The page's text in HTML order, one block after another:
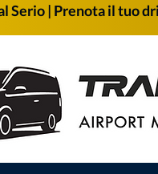
Serio | Prenota il tuo